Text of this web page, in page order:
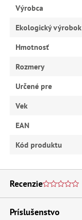
Výrobca
Ekologický výrobok
Hmotnosť
Rozmery
Určené pre
Vek
EAN
Kód produktu
Recenzie
Príslušenstvo